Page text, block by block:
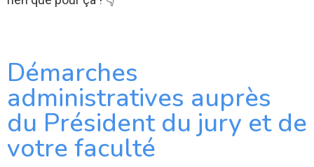
Démarches
administratives auprès
du Président du jury et de
votre faculté